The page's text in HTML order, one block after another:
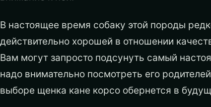
В настоящее время собаку этой породы
действительно хорошей в отношении
Вам могут запросто подсунуть самый
надо внимательно посмотреть его
выборе щенка кане корсо обернется в